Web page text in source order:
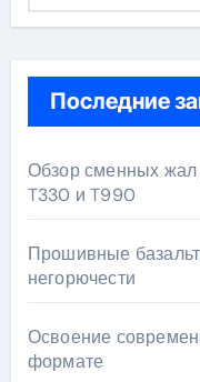
Последние
Обзор сменных жал
T330 и T990
Прошивные
негорючести
Освоение
формате